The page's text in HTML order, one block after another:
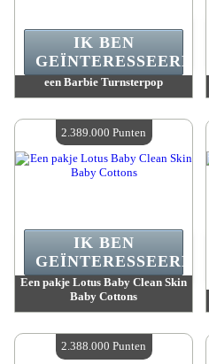
een Barbie Turnsterpop
Beschikbare hoeveelheid :4
IK BEN
GEÏNTERESSEERD.
Een pakje Lotus Baby Clean Skin
Baby Cottons
Beschikbare hoeveelheid :4
IK BEN
GEÏNTERESSEERD.
2.389.000 Punten
2.388.000 Punten